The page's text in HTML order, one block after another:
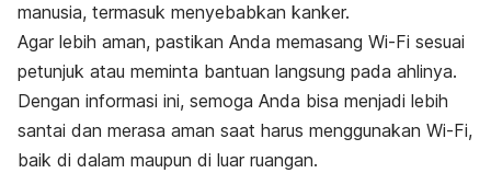
manusia, termasuk menyebabkan kanker.
Agar lebih aman, pastikan Anda memasang Wi-Fi sesuai
petunjuk atau meminta bantuan langsung pada ahlinya.
Dengan informasi ini, semoga Anda bisa menjadi lebih
santai dan merasa aman saat harus menggunakan Wi-Fi,
baik di dalam maupun di luar ruangan.